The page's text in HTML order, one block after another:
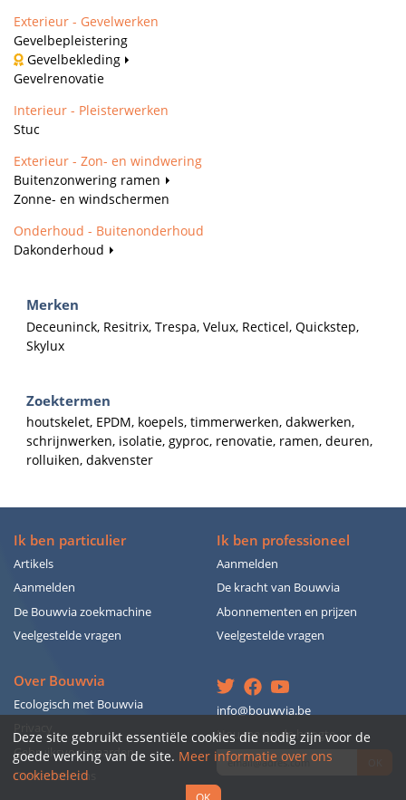
Exterieur - Gevelwerken
Gevelbepleistering
Gevelbekleding
Gevelrenovatie
Interieur - Pleisterwerken
Stuc
Exterieur - Zon- en windwering
Buitenzonwering ramen
Zonne- en windschermen
Onderhoud - Buitenonderhoud
Dakonderhoud
Merken
Deceuninck, Resitrix, Trespa, Velux, Recticel, Quickstep,
Skylux
Zoektermen
houtskelet, EPDM, koepels, timmerwerken, dakwerken,
schrijnwerken, isolatie, gyproc, renovatie, ramen, deuren,
rolluiken, dakvenster
Ik ben particulier
Artikels
Aanmelden
De Bouwvia zoekmachine
Veelgestelde vragen
Ik ben professioneel
Aanmelden
De kracht van Bouwvia
Abonnementen en prijzen
Veelgestelde vragen
Over Bouwvia
Ecologisch met Bouwvia
Gebruiksvoorwaarden
Contacteer ons
info@bouwvia.be
Hou me op de hoogte
Deze site gebruikt essentiële cookies die nodig zijn voor de
goede werking van de site. Meer informatie over ons
cookiebeleid
OK